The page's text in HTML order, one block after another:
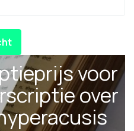
voor
over